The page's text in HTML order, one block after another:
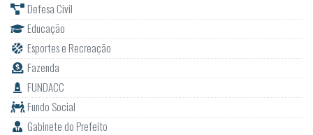
Defesa Civil
Educação
Esportes e Recreação
Fazenda
FUNDACC
Fundo Social
Gabinete do Prefeito